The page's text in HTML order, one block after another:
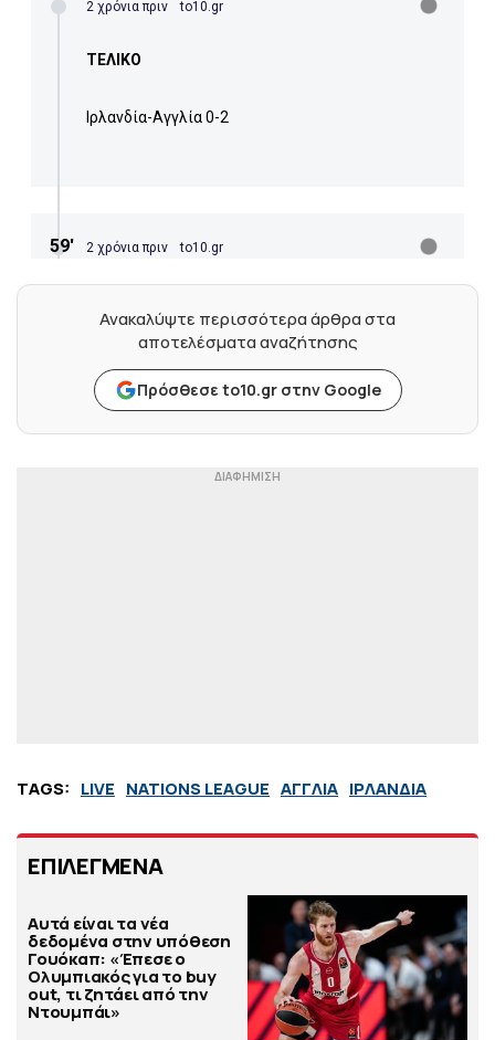
Ανακαλύψτε περισσότερα άρθρα στα
αποτελέσματα αναζήτησης
Πρόσθεσε to10.gr στην Google
TAGS: LIVE NATIONS LEAGUE ΑΓΓΛΙΑ ΙΡΛΑΝΔΙΑ
ΕΠΙΛΕΓΜΕΝΑ
Αυτά είναι τα νέα
δεδομένα στην υπόθεση
Γουόκαπ: «Έπεσε ο
Ολυμπιακός για το buy
out, τι ζητάει από την
Ντουμπάι»